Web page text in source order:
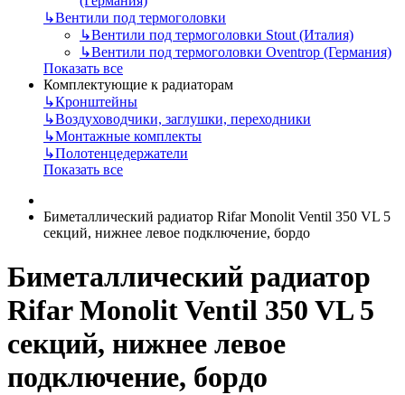
↳Вентили под термоголовки
↳Вентили под термоголовки Stout (Италия)
↳Вентили под термоголовки Oventrop (Германия)
Показать все
Комплектующие к радиаторам
↳Кронштейны
↳Воздуховодчики, заглушки, переходники
↳Монтажные комплекты
↳Полотенцедержатели
Показать все
Биметаллический радиатор Rifar Monolit Ventil 350 VL 5
секций, нижнее левое подключение, бордо
Биметаллический радиатор
Rifar Monolit Ventil 350 VL 5
секций, нижнее левое
подключение, бордо